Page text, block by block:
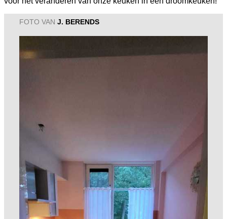
FOTO VAN J. BERENDS